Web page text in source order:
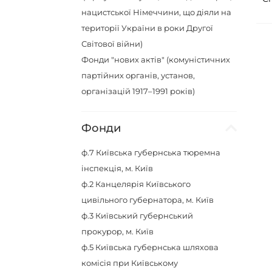
нацистської Німеччини, що діяли на
території України в роки Другої
Світової війни)
Фонди "нових актів" (комуністичних
партійних органів, установ,
організацій 1917–1991 років)
Фонди
ф.7 Київська губернська тюремна
інспекція, м. Київ
ф.2 Канцелярія Київського
цивільного губернатора, м. Київ
ф.3 Київський губернський
прокурор, м. Київ
ф.5 Київська губернська шляхова
комісія при Київському